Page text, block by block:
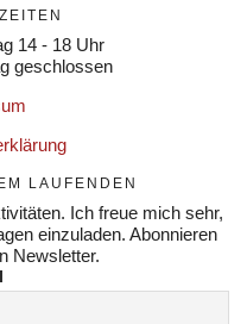
14 - 18 Uhr
geschlossen
LAUFENDEN
Ich freue mich sehr,
einzuladen. Abonnieren
Newsletter.